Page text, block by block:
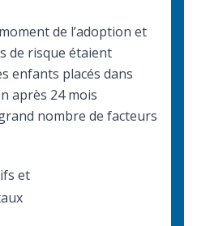
de l’adoption et
de risque étaient
enfants placés dans
après 24 mois
nombre de facteurs
et